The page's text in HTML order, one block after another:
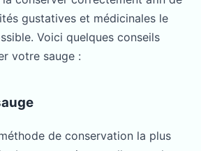
gustatives et médicinales le
Voici quelques conseils
votre sauge :
de conservation la plus